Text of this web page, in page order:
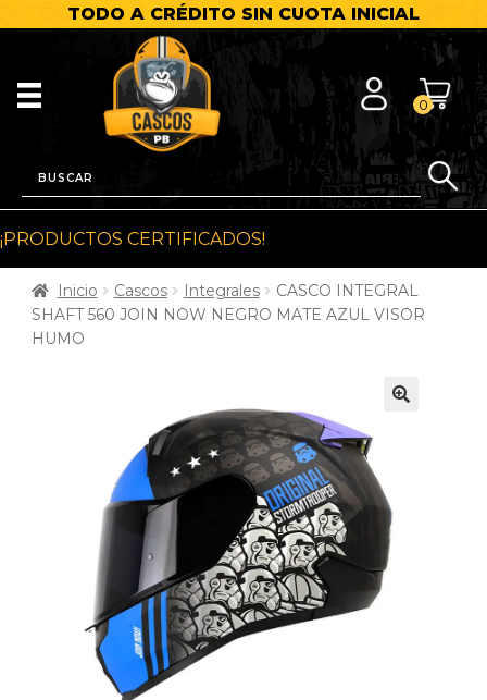
TODO A CRÉDITO SIN CUOTA INICIAL
0
¡PRODUCTOS CERTIFICADOS!
Inicio Cascos Integrales
CASCO INTEGRAL
SHAFT 560 JOIN NOW NEGRO MATE AZUL VISOR
HUMO